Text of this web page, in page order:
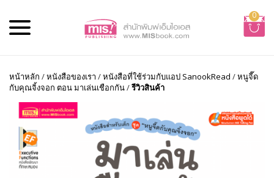
0
หน้าหลัก /หนังสือของเรา /หนังสือที่ใช้ร่วมกับแอป SanookRead /หนูจี๊ด
กับคุณจิ้งจอก ตอน มาเล่นเชือกกัน/รีวิวสินค้า